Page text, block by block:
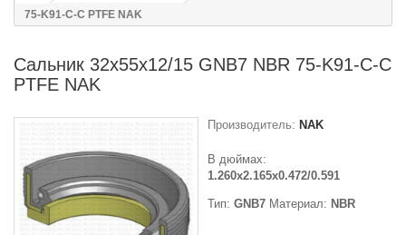
75-K91-C-C PTFE NAK
Сальник 32x55x12/15 GNB7 NBR 75-K91-C-C
PTFE NAK
Производитель: NAK
В дюймах:
1.260x2.165x0.472/0.591
Тип: GNB7 Материал: NBR